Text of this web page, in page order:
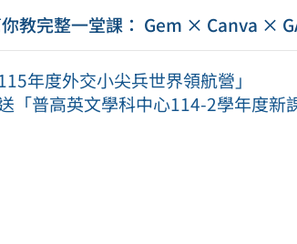
你教完整一堂課： Gem × Canva ×
115年度外交小尖兵世界領航營」
「普高英文學科中心114-2學年度新